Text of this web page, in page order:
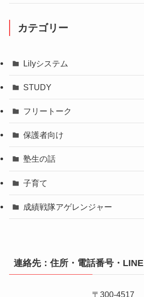
カテゴリー
Lilyシステム
STUDY
フリートーク
保護者向け
塾生の話
子育て
成績戦隊アゲレンジャー
連絡先：住所・電話番号・LINE
〒300-4517